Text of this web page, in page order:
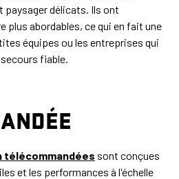
paysager délicats. Ils ont
plus abordables, ce qui en fait une
équipes ou les entreprises qui
fiable.
télécommandées sont conçues
et les performances à l'échelle